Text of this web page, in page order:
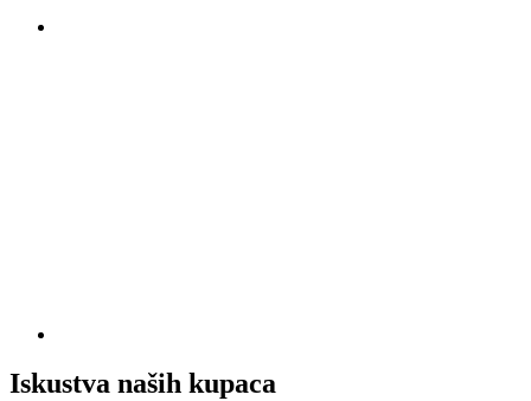
Iskustva naših kupaca